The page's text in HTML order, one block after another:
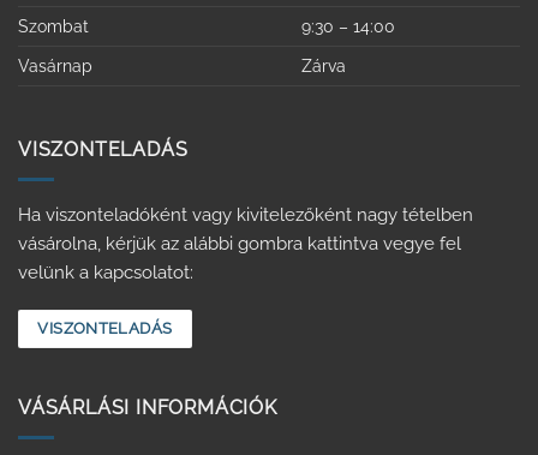
Szombat
9:30 – 14:00
Vasárnap
Zárva
VISZONTELADÁS
Ha viszonteladóként vagy kivitelezőként nagy tételben
vásárolna, kérjük az alábbi gombra kattintva vegye fel
velünk a kapcsolatot:
VISZONTELADÁS
VÁSÁRLÁSI INFORMÁCIÓK